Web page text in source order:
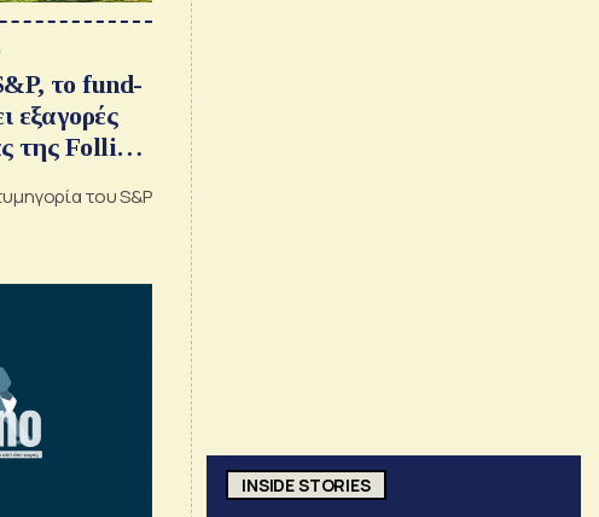
το fund-
εξαγορές
της Folli
του S&P
INSIDE STORIES